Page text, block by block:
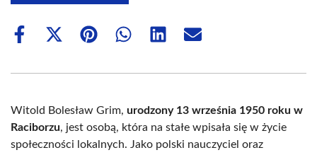
Share
Share
(Twitter)
Share Share Share Share
Witold Bolesław Grim, urodzony 13 września 1950 roku w
Raciborzu, jest osobą, która na stałe wpisała się w życie
społeczności lokalnych. Jako polski nauczyciel oraz